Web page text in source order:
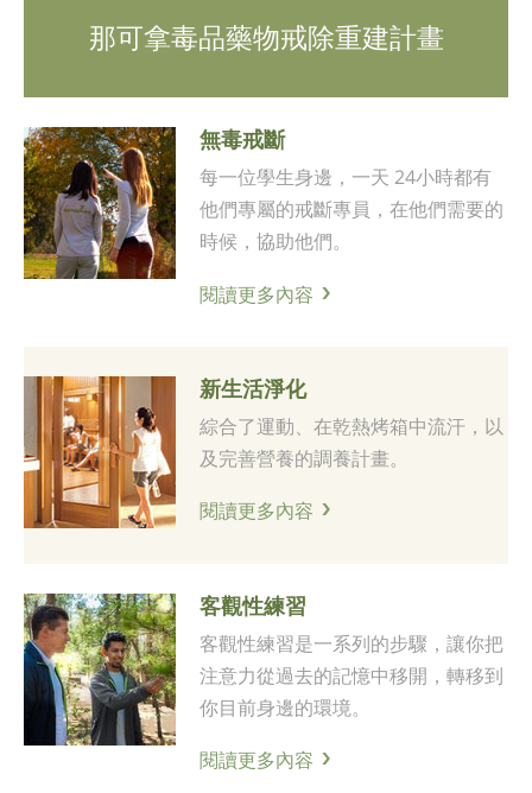
那可拿毒品藥物戒除重建計畫
無毒戒斷
每一位學生身邊，一天 24小時都有
他們專屬的戒斷專員，在他們需要的
時候，協助他們。
閱讀更多內容
新生活淨化
綜合了運動、在乾熱烤箱中流汗，以
及完善營養的調養計畫。
閱讀更多內容
客觀性練習
客觀性練習是一系列的步驟，讓你把
注意力從過去的記憶中移開，轉移到
你目前身邊的環境。
閱讀更多內容